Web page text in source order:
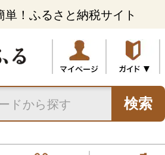
！ふるさと納税サイト
検索